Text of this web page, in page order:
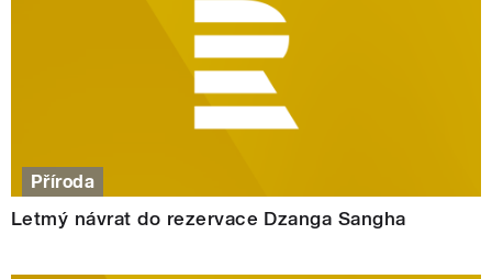
Příroda
Letmý návrat do rezervace Dzanga Sangha